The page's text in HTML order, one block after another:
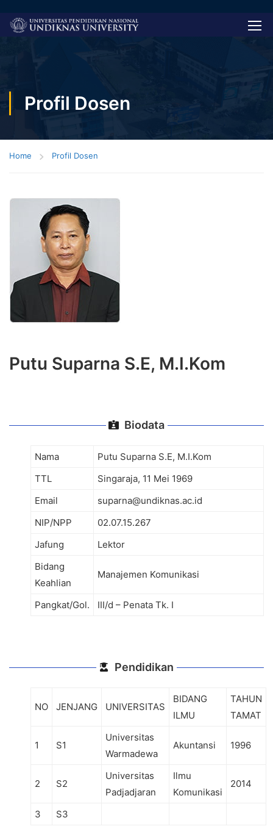
Profil Dosen
Home Profil Dosen
Putu Suparna S.E, M.I.Kom
Biodata
Nama
Putu Suparna S.E, M.I.Kom
TTL
Singaraja, 11 Mei 1969
Email
suparna@undiknas.ac.id
NIP/NPP
02.07.15.267
Jafung
Lektor
Bidang
Keahlian
Manajemen Komunikasi
Pangkat/Gol. III/d – Penata Tk. I
Pendidikan
NO JENJANG UNIVERSITAS
BIDANG
ILMU
TAHUN
TAMAT
1 S1
Universitas
Warmadewa
Akuntansi 1996
2 S2
Universitas
Padjadjaran
Ilmu
Komunikasi
2014
3 S3